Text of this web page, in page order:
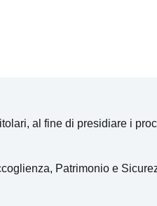
al fine di presidiare i
Patrimonio e